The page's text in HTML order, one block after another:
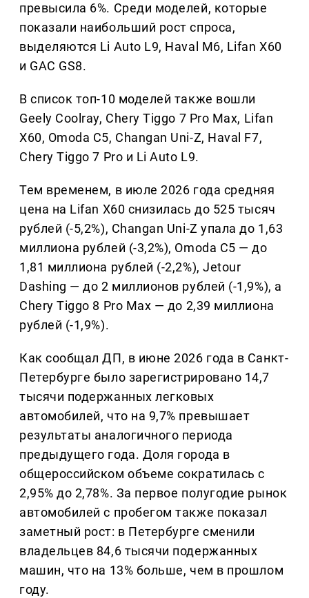
превысила 6%. Среди моделей, которые
показали наибольший рост спроса,
выделяются Li Auto L9, Haval M6, Lifan X60
и GAC GS8.
В список топ-10 моделей также вошли
Geely Coolray, Chery Tiggo 7 Pro Max, Lifan
X60, Omoda C5, Changan Uni-Z, Haval F7,
Chery Tiggo 7 Pro и Li Auto L9.
Тем временем, в июле 2026 года средняя
цена на Lifan X60 снизилась до 525 тысяч
рублей (-5,2%), Changan Uni-Z упала до 1,63
миллиона рублей (-3,2%), Omoda C5 — до
1,81 миллиона рублей (-2,2%), Jetour
Dashing — до 2 миллионов рублей (-1,9%), а
Chery Tiggo 8 Pro Max — до 2,39 миллиона
рублей (-1,9%).
Как сообщал ДП, в июне 2026 года в Санкт-
Петербурге было зарегистрировано 14,7
тысячи подержанных легковых
автомобилей, что на 9,7% превышает
результаты аналогичного периода
предыдущего года. Доля города в
общероссийском объеме сократилась с
2,95% до 2,78%. За первое полугодие рынок
автомобилей с пробегом также показал
заметный рост: в Петербурге сменили
владельцев 84,6 тысячи подержанных
машин, что на 13% больше, чем в прошлом
году.